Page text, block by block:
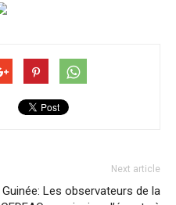
Next article
Guinée: Les observateurs de la